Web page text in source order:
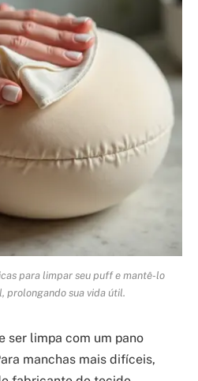
para limpar seu puff e mantê-lo
prolongando sua vida útil.
ser limpa com um pano
manchas mais difíceis,